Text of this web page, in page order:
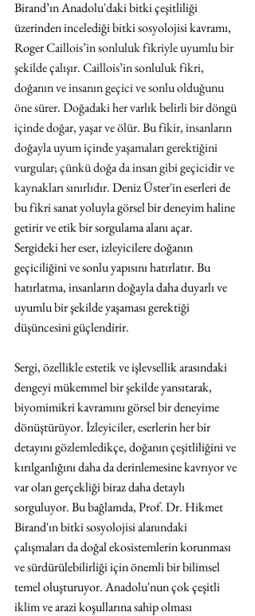
Birand’ın Anadolu'daki bitki çeşitliliği
üzerinden incelediği bitki sosyolojisi kavramı,
Roger Caillois’in sonluluk fikriyle uyumlu bir
şekilde çalışır. Caillois’in sonluluk fikri,
doğanın ve insanın geçici ve sonlu olduğunu
öne sürer. Doğadaki her varlık belirli bir döngü
içinde doğar, yaşar ve ölür. Bu fikir, insanların
doğayla uyum içinde yaşamaları gerektiğini
vurgular; çünkü doğa da insan gibi geçicidir ve
kaynakları sınırlıdır. Deniz Üster'in eserleri de
bu fikri sanat yoluyla görsel bir deneyim haline
getirir ve etik bir sorgulama alanı açar.
Sergideki her eser, izleyicilere doğanın
geçiciliğini ve sonlu yapısını hatırlatır. Bu
hatırlatma, insanların doğayla daha duyarlı ve
uyumlu bir şekilde yaşaması gerektiği
düşüncesini güçlendirir.
Sergi, özellikle estetik ve işlevsellik arasındaki
dengeyi mükemmel bir şekilde yansıtarak,
biyomimikri kavramını görsel bir deneyime
dönüştürüyor. İzleyiciler, eserlerin her bir
detayını gözlemledikçe, doğanın çeşitliliğini ve
kırılganlığını daha da derinlemesine kavrıyor ve
var olan gerçekliği biraz daha detaylı
sorguluyor. Bu bağlamda, Prof. Dr. Hikmet
Birand'ın bitki sosyolojisi alanındaki
çalışmaları da doğal ekosistemlerin korunması
ve sürdürülebilirliği için önemli bir bilimsel
temel oluşturuyor. Anadolu'nun çok çeşitli
iklim ve arazi koşullarına sahip olması